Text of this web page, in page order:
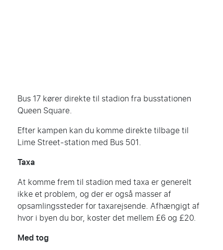
Bus 17 kører direkte til stadion fra busstationen
Queen Square.
Efter kampen kan du komme direkte tilbage til
Lime Street-station med Bus 501.
Taxa
At komme frem til stadion med taxa er generelt
ikke et problem, og der er også masser af
opsamlingssteder for taxarejsende. Afhængigt af
hvor i byen du bor, koster det mellem £6 og £20.
Med tog